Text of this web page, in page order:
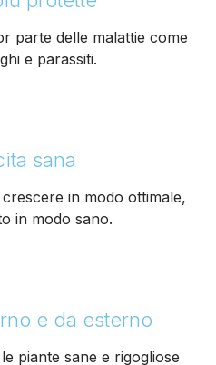
parte delle malattie come
e parassiti.
sana
in modo ottimale,
in modo sano.
e da esterno
piante sane e rigogliose